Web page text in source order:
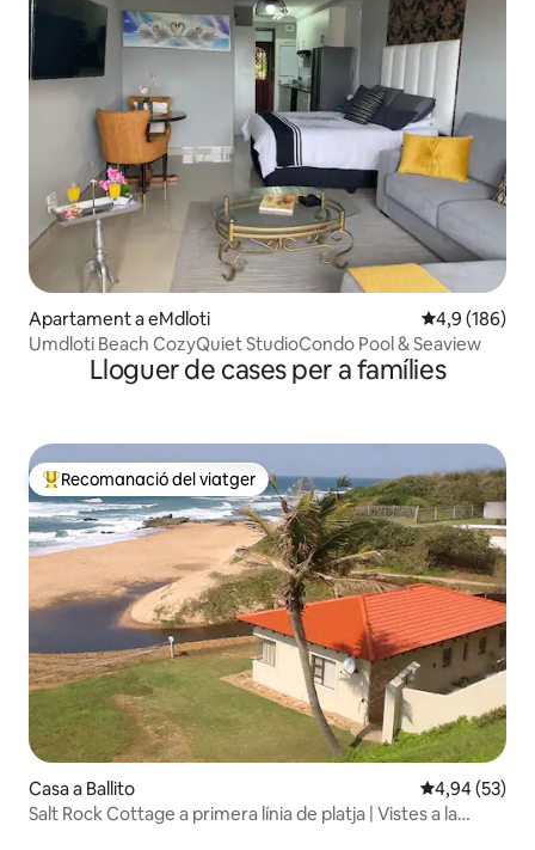
Apartament a eMdloti 4,9 de
4,9 (186)
Umdloti Beach CozyQuiet StudioCondo Pool & Seaview
Lloguer de cases per a famílies
Principals recomanacions dels viatgers
Recomanació del viatger
Casa a Ballito 4,94 de
4,94 (53)
Salt Rock Cottage a primera línia de platja | Vistes a la